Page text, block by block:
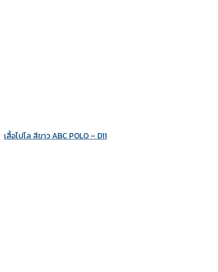
เสื้อโปโล สีขาว ABC POLO – D11